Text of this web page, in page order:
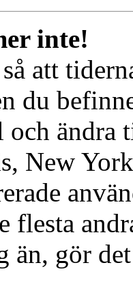
inte!
att
du
ändra
New
flesta
än, gör